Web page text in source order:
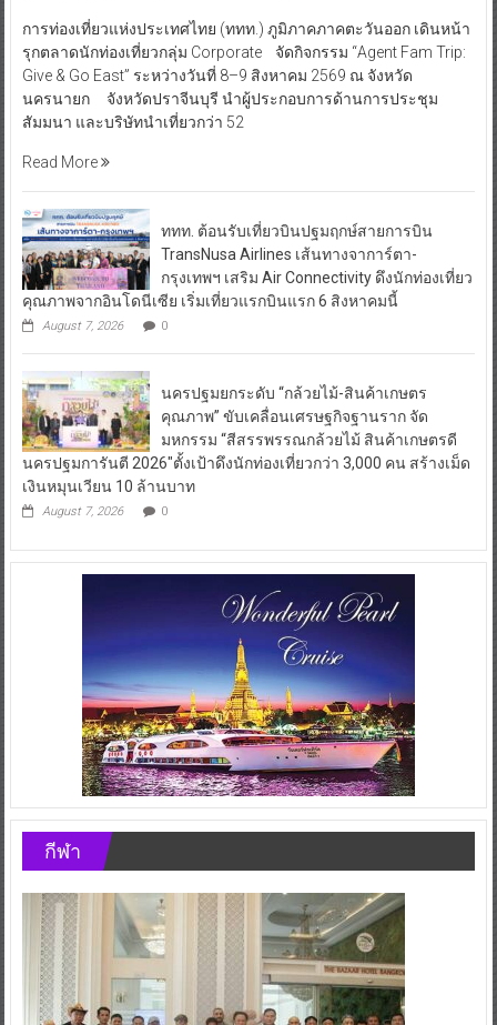
การท่องเที่ยวแห่งประเทศไทย (ททท.) ภูมิภาคภาคตะวันออก เดินหน้า
รุกตลาดนักท่องเที่ยวกลุ่ม Corporate จัดกิจกรรม “Agent Fam Trip:
Give & Go East” ระหว่างวันที่ 8–9 สิงหาคม 2569 ณ จังหวัด
นครนายก จังหวัดปราจีนบุรี นำผู้ประกอบการด้านการประชุม
สัมมนา และบริษัทนำเที่ยวกว่า 52
Read More
ททท. ต้อนรับเที่ยวบินปฐมฤกษ์สายการบิน
TransNusa Airlines เส้นทางจาการ์ตา-
กรุงเทพฯ เสริม Air Connectivity ดึงนักท่องเที่ยว
คุณภาพจากอินโดนีเซีย เริ่มเที่ยวแรกบินแรก 6 สิงหาคมนี้
August 7, 2026 0
นครปฐมยกระดับ “กล้วยไม้-สินค้าเกษตร
คุณภาพ” ขับเคลื่อนเศรษฐกิจฐานราก จัด
มหกรรม “สีสรรพรรณกล้วยไม้ สินค้าเกษตรดี
นครปฐมการันตี 2026″ตั้งเป้าดึงนักท่องเที่ยวกว่า 3,000 คน สร้างเม็ด
เงินหมุนเวียน 10 ล้านบาท
August 7, 2026 0
กีฬา